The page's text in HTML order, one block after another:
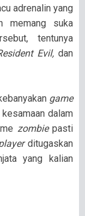
adrenalin yang
memang suka
tentunya
Evil,dan
game
dalam
zombiepasti
ditugaskan
yang kalian